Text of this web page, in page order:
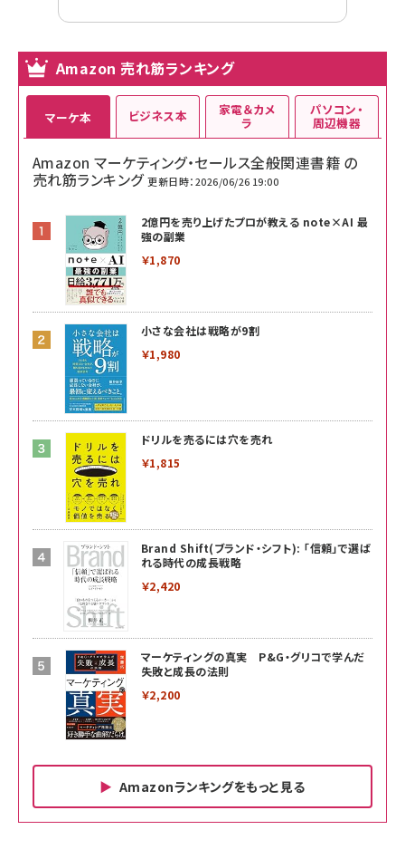
Amazon 売れ筋ランキング
マーケ本
Amazon マーケティング・セールス全般関連書籍 の
売れ筋ランキング 更新日時：2026/06/26 19:00
2億円を売り上げたプロが教える note×AI 最
強の副業
￥1,870
小さな会社は戦略が9割
￥1,980
ドリルを売るには穴を売れ
￥1,815
Brand Shift(ブランド・シフト): 「信頼」で選ば
れる時代の成長戦略
￥2,420
マーケティングの真実 P&G・グリコで学んだ
失敗と成長の法則
￥2,200
Amazonランキングをもっと見る
ビジネス本 家電＆カメ
ラ
パソコン・
周辺機器